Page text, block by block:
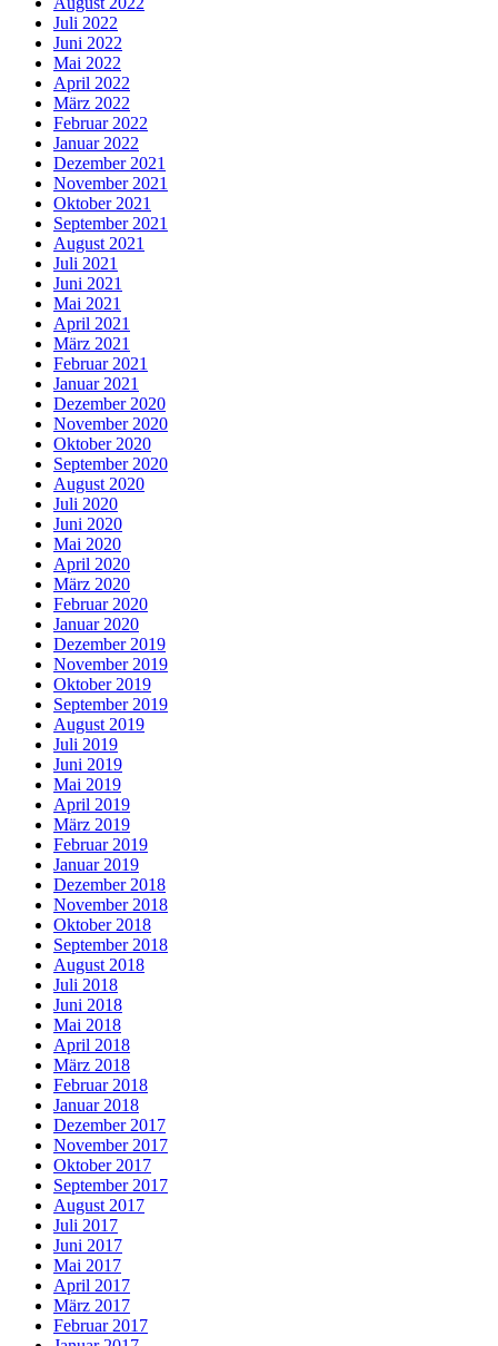
Juli 2022
Juni 2022
Mai 2022
April 2022
März 2022
Februar 2022
Januar 2022
Dezember 2021
November 2021
Oktober 2021
September 2021
August 2021
Juli 2021
Juni 2021
Mai 2021
April 2021
März 2021
Februar 2021
Januar 2021
Dezember 2020
November 2020
Oktober 2020
September 2020
August 2020
Juli 2020
Juni 2020
Mai 2020
April 2020
März 2020
Februar 2020
Januar 2020
Dezember 2019
November 2019
Oktober 2019
September 2019
August 2019
Juli 2019
Juni 2019
Mai 2019
April 2019
März 2019
Februar 2019
Januar 2019
Dezember 2018
November 2018
Oktober 2018
September 2018
August 2018
Juli 2018
Juni 2018
Mai 2018
April 2018
März 2018
Februar 2018
Januar 2018
Dezember 2017
November 2017
Oktober 2017
September 2017
August 2017
Juli 2017
Juni 2017
Mai 2017
April 2017
März 2017
Februar 2017